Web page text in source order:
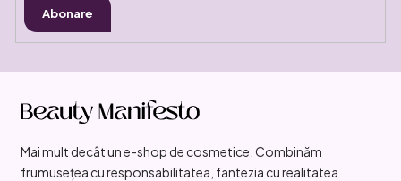
Abonare
Mai mult decât un e-shop de cosmetice. Combinăm
frumusețea cu responsabilitatea, fantezia cu realitatea